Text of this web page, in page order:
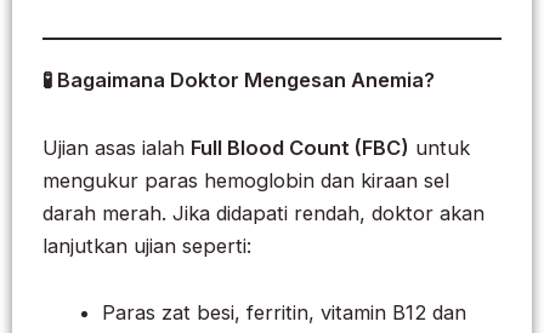
🧪 Bagaimana Doktor Mengesan Anemia?
Ujian asas ialah Full Blood Count (FBC) untuk
mengukur paras hemoglobin dan kiraan sel
darah merah. Jika didapati rendah, doktor akan
lanjutkan ujian seperti:
Paras zat besi, ferritin, vitamin B12 dan